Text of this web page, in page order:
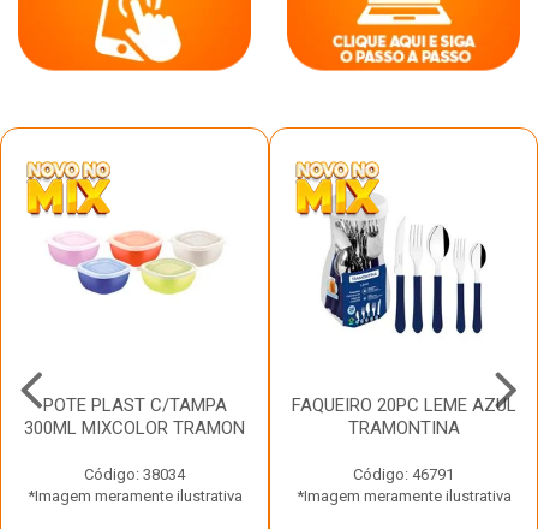
POTE PLAST C/TAMPA
300ML MIXCOLOR TRAMON
Código: 38034
*Imagem meramente ilustrativa
FAQUEIRO 20PC LEME AZUL
TRAMONTINA
Código: 46791
*Imagem meramente ilustrativa